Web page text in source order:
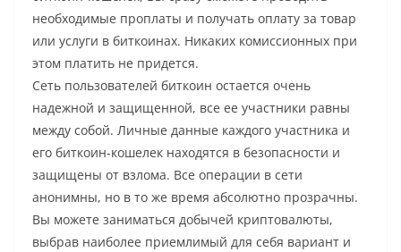
необходимые проплаты и получать оплату за товар
или услуги в биткоинах. Никаких комиссионных при
этом платить не придется.
Сеть пользователей биткоин остается очень
надежной и защищенной, все ее участники равны
между собой. Личные данные каждого участника и
его биткоин-кошелек находятся в безопасности и
защищены от взлома. Все операции в сети
анонимны, но в то же время абсолютно прозрачны.
Вы можете заниматься добычей криптовалюты,
выбрав наиболее приемлимый для себя вариант и